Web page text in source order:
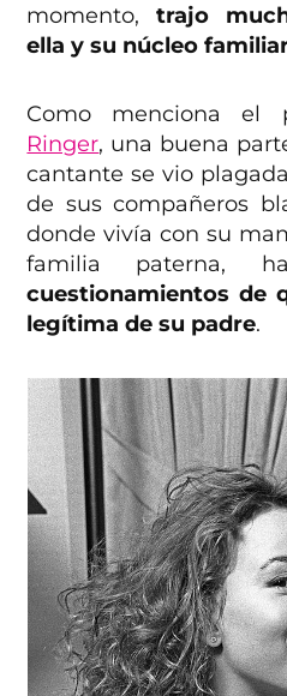
momento,trajo
ella y su núcleo
Como menciona el
Ringer, una buena
cantante se vio
de sus compañeros
donde vivía con su
familia paterna,
cuestionamientos de
legítima de su padre.